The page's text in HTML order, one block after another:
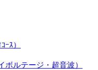
ｰｽ）
ボルテージ・超音波）